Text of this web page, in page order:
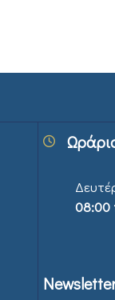
08:00